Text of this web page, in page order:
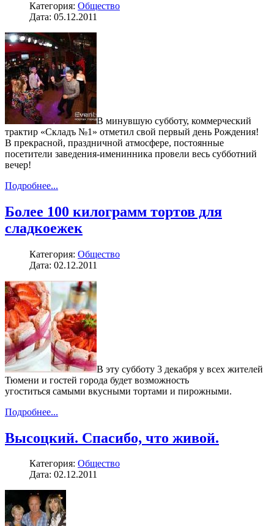
Категория: Общество
Дата: 05.12.2011
В минувшую субботу, коммерческий
трактир «Складъ №1» отметил свой первый день Рождения!
В прекрасной, праздничной атмосфере, постоянные
посетители заведения-именинника провели весь субботний
вечер!
Подробнее...
Более 100 килограмм тортов для
сладкоежек
Категория: Общество
Дата: 02.12.2011
В эту субботу 3 декабря у всех жителей
Тюмени и гостей города будет возможность
угоститься самыми вкусными тортами и пирожными.
Подробнее...
Высоцкий. Спасибо, что живой.
Категория: Общество
Дата: 02.12.2011